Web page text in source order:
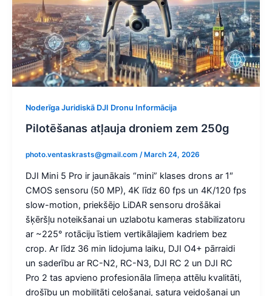
Noderīga Juridiskā DJI Dronu Informācija
Pilotēšanas atļauja droniem zem 250g
photo.ventaskrasts@gmail.com / March 24, 2026
DJI Mini 5 Pro ir jaunākais “mini” klases drons ar 1″
CMOS sensoru (50 MP), 4K līdz 60 fps un 4K/120 fps
slow-motion, priekšējo LiDAR sensoru drošākai
šķēršļu noteikšanai un uzlabotu kameras stabilizatoru
ar ~225° rotāciju īstiem vertikālajiem kadriem bez
crop. Ar līdz 36 min lidojuma laiku, DJI O4+ pārraidi
un saderību ar RC-N2, RC-N3, DJI RC 2 un DJI RC
Pro 2 tas apvieno profesionāla līmeņa attēlu kvalitāti,
drošību un mobilitāti ceļošanai, satura veidošanai un